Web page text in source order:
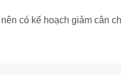
có kế hoạch giảm cân